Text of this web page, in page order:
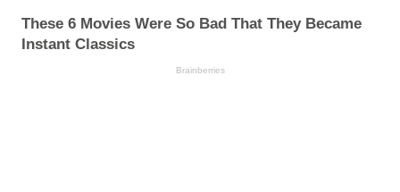
These 6 Movies Were So Bad That They Became
Instant Classics
Brainberries